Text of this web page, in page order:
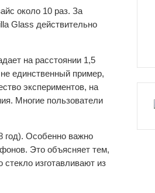
около 10 раз. За
Glass действительно
на расстоянии 1,5
единственный пример,
экспериментов, на
Многие пользователи
год). Особенно важно
Это объясняет тем,
изготавливают из